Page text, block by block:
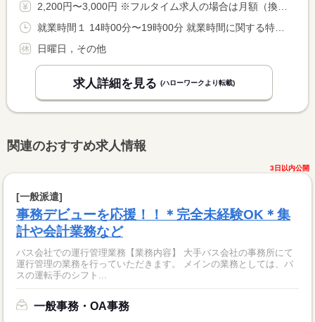
2,200円〜3,000円 ※フルタイム求人の場合は月額（換算額）、パート求人の場合は時間額を表示しています。
日曜日，その他
求人詳細を見る (ハローワークより転載)
関連のおすすめ求人情報
3日以内公開
[一般派遣]
事務デビューを応援！！＊完全未経験OK＊集
計や会計業務など
バス会社での運行管理業務【業務内容】 大手バス会社の事務所にて
運行管理の業務を行っていただきます。 メインの業務としては、バ
スの運転手のシフト...
一般事務・OA事務